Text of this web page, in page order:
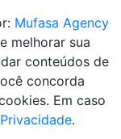
Mufasa Agency
melhorar sua
conteúdos de
concorda
Em caso
.